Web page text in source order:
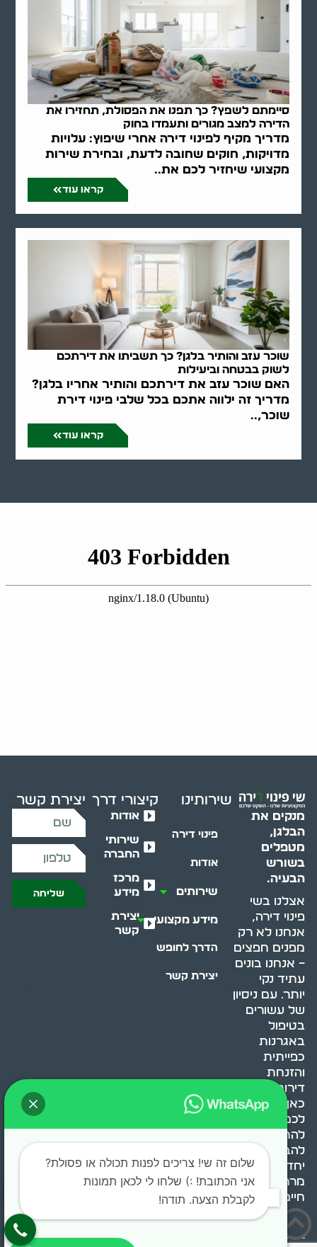
סיימתם לשפץ? כך תפנו את הפסולת, תחזירו את
הדירה למצב מגורים ותעמדו בחוק
מדריך מקיף לפינוי דירה אחרי שיפוץ: עלויות
מדויקות, חוקים שחובה לדעת, ובחירת שירות
מקצועי שיחזיר לכם את..
קראו עוד
שוכר עזב והותיר בלגן? כך תשביתו את דירתכם
לשוק בבטחה וביעילות
האם שוכר עזב את דירתכם והותיר אחריו בלגן?
מדריך זה ילווה אתכם בכל שלבי פינוי דירת
שוכר,..
קראו עוד
מנקים את
הבלגן,
מטפלים
בשורש
הבעיה.
אצלנו בשי
פינוי דירה,
אנחנו לא רק
מפנים חפצים
– אנחנו בונים
עתיד נקי
יותר. עם ניסיון
של עשורים
בטיפול
באגרנות
כפייתית
והזנחת
דירות, אנחנו
כאן כדי לעזור
לכם
להתמודד,
להבין ולשנות.
יחד, ניצור
מרחב
חיים בריא ומאוזן.
שירותינו
פינוי דירה
אודות
שירותים
מידע מקצועי
הדרך לחופש
יצירת קשר
קיצורי דרך
אודות
שירותי
החברה
מרכז
מידע
יצירת
קשר
יצירת קשר
שליחה
שלום זה שי! צריכים לפנות תכולה או פסולת?
אני הכתובת! :) שלחו לי לכאן תמונות
לקבלת הצעה. תודה!